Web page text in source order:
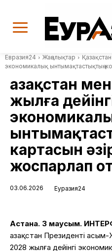
Евразия24 Жаңалықтар
экономикалық ынтымақтастықтың
Қазақстан
жылға
картасын
жоспарлап
03.06.2026 Еуразия24
Астана. 3 маусым.
Қазақстан Президенті
2028 жылға дейінгі